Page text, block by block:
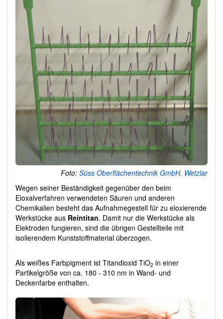
Foto: Süss Oberflächentechnik GmbH, Wetzlar
Wegen seiner Beständigkeit gegenüber den beim
Eloxalverfahren verwendeten Säuren und anderen
Chemikalien besteht das Aufnahmegestell für zu eloxierende
Werkstücke aus Reintitan. Damit nur die Werkstücke als
Elektroden fungieren, sind die übrigen Gestellteile mit
isolierendem Kunststoffmaterial überzogen.
Als weißes Farbpigment ist Titandioxid TiO2 in einer
Partikelgröße von ca. 180 - 310 nm in Wand- und
Deckenfarbe enthalten.